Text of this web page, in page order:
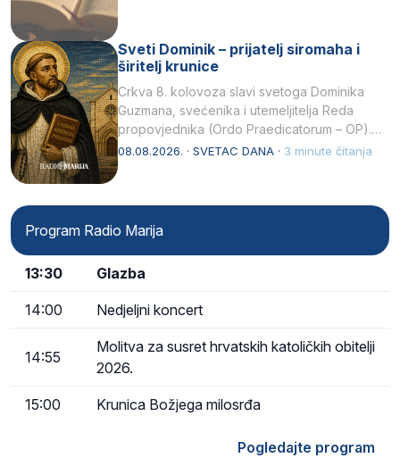
Sveti Dominik – prijatelj siromaha i
širitelj krunice
Crkva 8. kolovoza slavi svetoga Dominika
Guzmana, svećenika i utemeljitelja Reda
propovjednika (Ordo Praedicatorum – OP).
Svojim životom, dubokom ljubavlju prema
08.08.2026. · SVETAC DANA · 3 minute čitanja
Program Radio Marija
13:30 Glazba
14:00 Nedjeljni koncert
14:55
Molitva za susret hrvatskih katoličkih obitelji
2026.
15:00 Krunica Božjega milosrđa
Pogledajte program